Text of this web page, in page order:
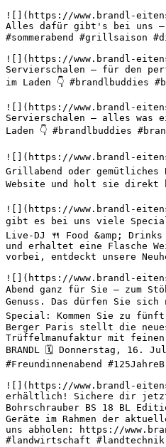
![](https://www.brandl-
Alles dafür gibt's bei uns –
#sommerabend #grillsaison
![](https://www.brandl-
Servierschalen – für den
im Laden 👇 #brandlbuddies
![](https://www.brandl-
Servierschalen – alles was
Laden 👇 #brandlbuddies
![](https://www.brandl-
Grillabend oder gemütliches
Website und holt sie direkt
![](https://www.brandl-
gibt es bei uns viele
Live-DJ 🍴 Food &amp;
und erhaltet eine Flasche
vorbei, entdeckt unsere
![](https://www.brandl-
Abend ganz für Sie – zum
Genuss. Das dürfen Sie
Special: Kommen Sie zu
Berger Paris stellt die
Trüffelmanufaktur mit
BRANDL 🗓️ Donnerstag, 16.
#Freundinnenabend
![](https://www.brandl-
erhältlich! Sichere dir jetzt
Bohrschrauber BS 18 BL
Geräte im Rahmen der
uns abholen: https://
#landwirtschaft